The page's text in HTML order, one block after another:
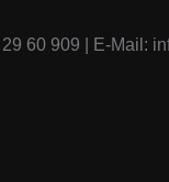
60 909 | E-Mail: